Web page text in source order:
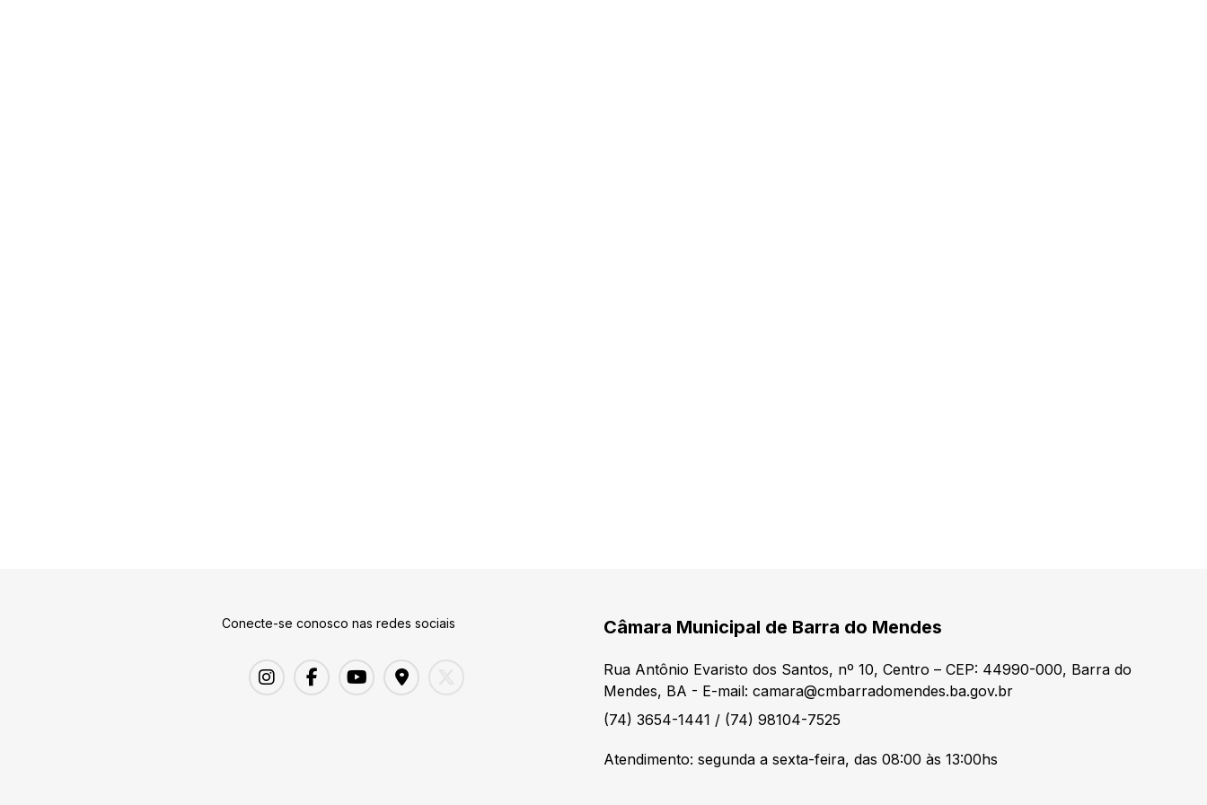
Conecte-se conosco nas redes sociais Câmara Municipal de Barra do Mendes
Rua Antônio Evaristo dos Santos, nº 10, Centro – CEP: 44990-000, Barra do
Mendes, BA - E-mail: camara@cmbarradomendes.ba.gov.br
(74) 3654-1441 / (74) 98104-7525
Atendimento: segunda a sexta-feira, das 08:00 às 13:00hs